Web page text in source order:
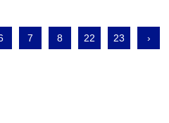
7 8 22 23 ›